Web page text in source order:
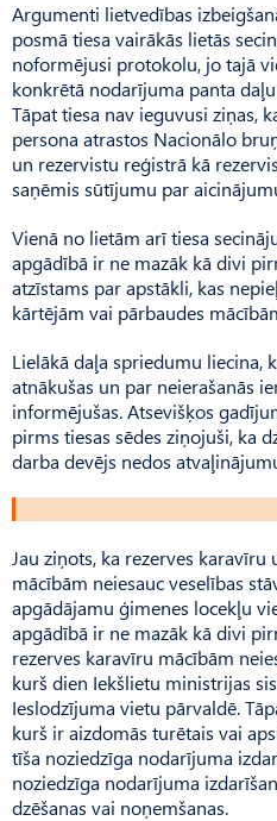
Argumenti lietvedības
posmā tiesa vairākās lietās
noformējusi protokolu, jo tajā
konkrētā nodarījuma panta
Tāpat tiesa nav ieguvusi ziņas,
persona atrastos Nacionālo
un rezervistu reģistrā kā
saņēmis sūtījumu par
Vienā no lietām arī tiesa
apgādībā ir ne mazāk kā divi
atzīstams par apstākli, kas
kārtējām vai pārbaudes
Lielākā daļa spriedumu liecina,
atnākušas un par neierašanās
informējušas. Atsevišķos
pirms tiesas sēdes ziņojuši, ka
darba devējs nedos
Jau ziņots, ka rezerves
mācībām neiesauc veselības
apgādājamu ģimenes locekļu
apgādībā ir ne mazāk kā divi
rezerves karavīru mācībām
kurš dien Iekšlietu ministrijas
Ieslodzījuma vietu pārvaldē.
kurš ir aizdomās turētais vai
tīša noziedzīga nodarījuma
noziedzīga nodarījuma
dzēšanas vai noņemšanas.